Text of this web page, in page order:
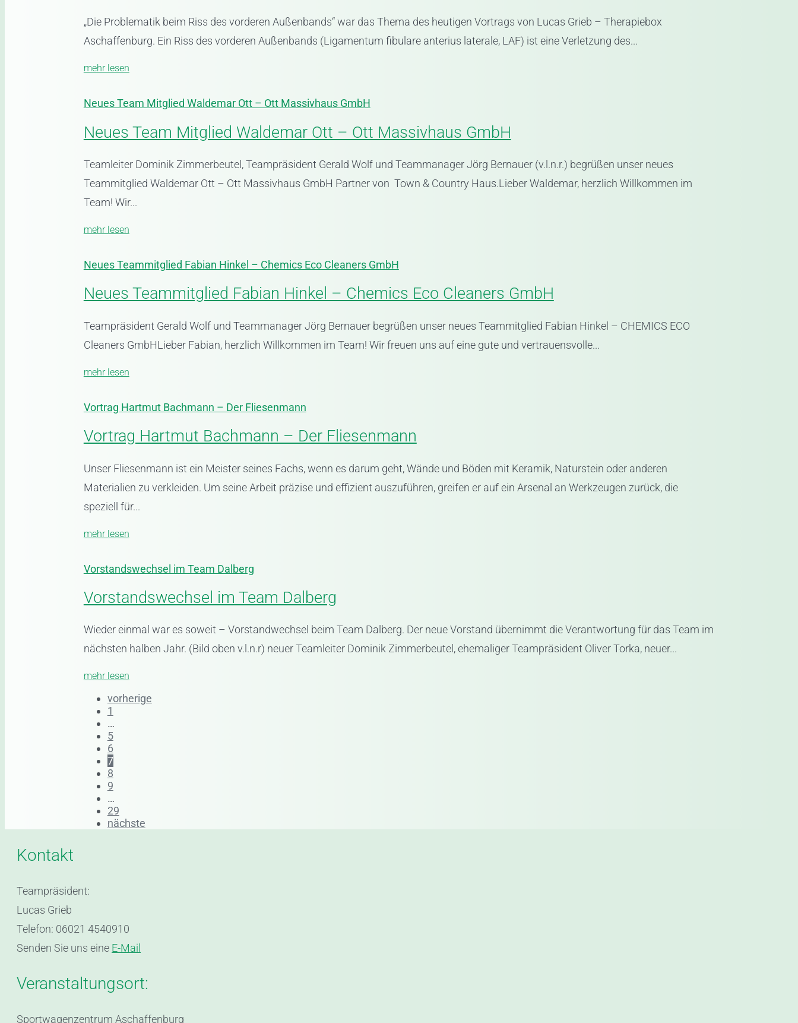
„Die Problematik beim Riss des vorderen Außenbands“ war das Thema des heutigen Vortrags von Lucas Grieb – Therapiebox
Aschaffenburg. Ein Riss des vorderen Außenbands (Ligamentum fibulare anterius laterale, LAF) ist eine Verletzung des...
mehr lesen
Neues Team Mitglied Waldemar Ott – Ott Massivhaus GmbH
Neues Team Mitglied Waldemar Ott – Ott Massivhaus GmbH
Teamleiter Dominik Zimmerbeutel, Teampräsident Gerald Wolf und Teammanager Jörg Bernauer (v.l.n.r.) begrüßen unser neues
Teammitglied Waldemar Ott – Ott Massivhaus GmbH Partner von Town & Country Haus.Lieber Waldemar, herzlich Willkommen im
Team! Wir...
mehr lesen
Neues Teammitglied Fabian Hinkel – Chemics Eco Cleaners GmbH
Neues Teammitglied Fabian Hinkel – Chemics Eco Cleaners GmbH
Teampräsident Gerald Wolf und Teammanager Jörg Bernauer begrüßen unser neues Teammitglied Fabian Hinkel – CHEMICS ECO
Cleaners GmbHLieber Fabian, herzlich Willkommen im Team! Wir freuen uns auf eine gute und vertrauensvolle...
mehr lesen
Vortrag Hartmut Bachmann – Der Fliesenmann
Vortrag Hartmut Bachmann – Der Fliesenmann
Unser Fliesenmann ist ein Meister seines Fachs, wenn es darum geht, Wände und Böden mit Keramik, Naturstein oder anderen
Materialien zu verkleiden. Um seine Arbeit präzise und effizient auszuführen, greifen er auf ein Arsenal an Werkzeugen zurück, die
speziell für...
mehr lesen
Vorstandswechsel im Team Dalberg
Vorstandswechsel im Team Dalberg
Wieder einmal war es soweit – Vorstandwechsel beim Team Dalberg. Der neue Vorstand übernimmt die Verantwortung für das Team im
nächsten halben Jahr. (Bild oben v.l.n.r) neuer Teamleiter Dominik Zimmerbeutel, ehemaliger Teampräsident Oliver Torka, neuer...
mehr lesen
vorherige
1
…
5
6
7
8
9
…
29
nächste
Kontakt
Teampräsident:
Lucas Grieb
Telefon: 06021 4540910
Senden Sie uns eine E-Mail
Veranstaltungsort:
Sportwagenzentrum Aschaffenburg